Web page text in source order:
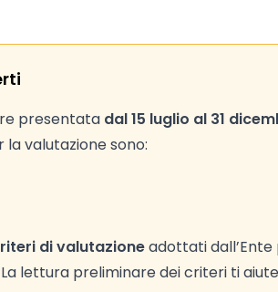
presentata dal 15 luglio al 31
valutazione sono:
di valutazioneadottati
lettura preliminare dei criteri ti